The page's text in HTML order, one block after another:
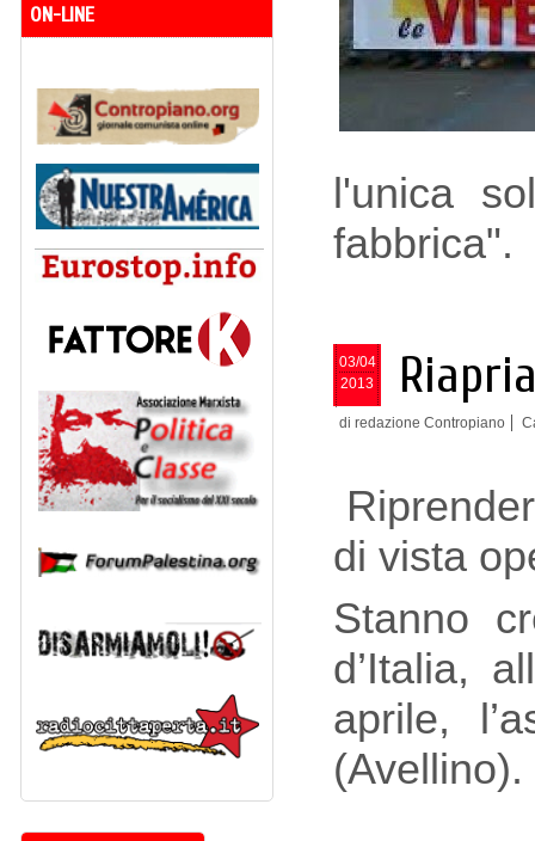
l'unica
fabbrica".
03/04
2013
di redazione Contropiano
di vista
Stanno
d’Italia,
aprile,
(Avellino).
ON-LINE